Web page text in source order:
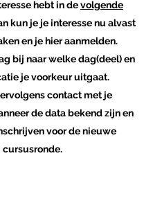
hebt in devolgende
kun je je interesse nu alvast
en jehier aanmelden.
bij naar welke dag(deel) en
je voorkeur uitgaat.
contact met je
de data bekend zijn en
voor de nieuwe
cursusronde.